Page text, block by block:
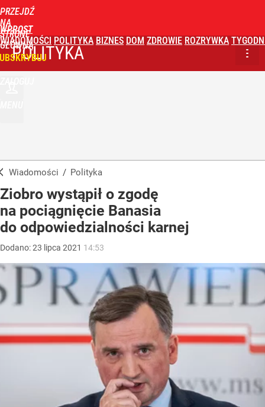
PRZEJDŹ
NA
STRONĘ
GŁÓWNĄ
WPROST
WIADOMOŚCI POLITYKA BIZNES DOM ZDROWIE ROZRYWKA
POLITYKA
Wiadomości / Polityka
Ziobro wystąpił o zgodę
na pociągnięcie Banasia
do odpowiedzialności karnej
Dodano:23 lipca 2021 14:53